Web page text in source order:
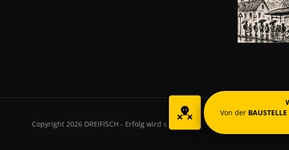
Copyright 2026 DREIFISCH - Erfolg wird sichtbar.
Von der BAUSTELLE